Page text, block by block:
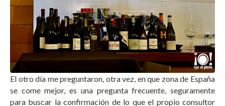
El otro día me preguntaron, otra vez, en que zona de España
se come mejor, es una pregunta frecuente, seguramente
para buscar la confirmación de lo que el propio consultor